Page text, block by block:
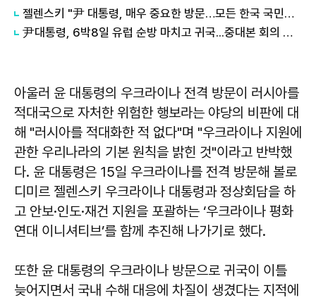
젤렌스키 "尹 대통령, 매우 중요한 방문…모든 한국 국민에 감사"
尹대통령, 6박8일 유럽 순방 마치고 귀국...중대본 회의 주재 예정
아울러 윤 대통령의 우크라이나 전격 방문이 러시아를
적대국으로 자처한 위험한 행보라는 야당의 비판에 대
해 "러시아를 적대화한 적 없다"며 "우크라이나 지원에
관한 우리나라의 기본 원칙을 밝힌 것"이라고 반박했
다. 윤 대통령은 15일 우크라이나를 전격 방문해 볼로
디미르 젤렌스키 우크라이나 대통령과 정상회담을 하
고 안보·인도·재건 지원을 포괄하는 ‘우크라이나 평화
연대 이니셔티브’를 함께 추진해 나가기로 했다.
또한 윤 대통령의 우크라이나 방문으로 귀국이 이틀
늦어지면서 국내 수해 대응에 차질이 생겼다는 지적에